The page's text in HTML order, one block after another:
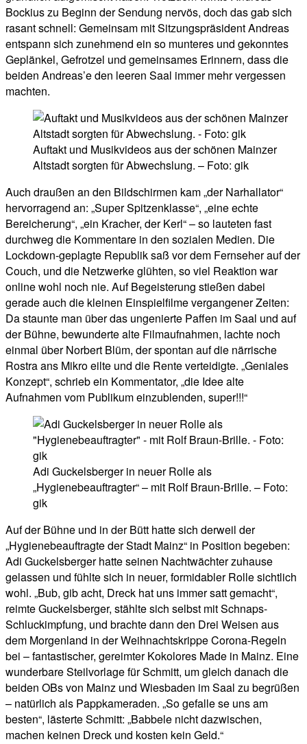
Bockius zu Beginn der Sendung nervös, doch das gab sich
rasant schnell: Gemeinsam mit Sitzungspräsident Andreas
entspann sich zunehmend ein so munteres und gekonntes
Geplänkel, Gefrotzel und gemeinsames Erinnern, dass die
beiden Andreas’e den leeren Saal immer mehr vergessen
machten.
Auftakt und Musikvideos aus der schönen Mainzer
Altstadt sorgten für Abwechslung. – Foto: gik
Auch draußen an den Bildschirmen kam „der Narhallator“
hervorragend an: „Super Spitzenklasse“, „eine echte
Bereicherung“, „ein Kracher, der Kerl“ – so lauteten fast
durchweg die Kommentare in den sozialen Medien. Die
Lockdown-geplagte Republik saß vor dem Fernseher auf der
Couch, und die Netzwerke glühten, so viel Reaktion war
online wohl noch nie. Auf Begeisterung stießen dabei
gerade auch die kleinen Einspielfilme vergangener Zeiten:
Da staunte man über das ungenierte Paffen im Saal und auf
der Bühne, bewunderte alte Filmaufnahmen, lachte noch
einmal über Norbert Blüm, der spontan auf die närrische
Rostra ans Mikro eilte und die Rente verteidigte. „Geniales
Konzept“, schrieb ein Kommentator, „die Idee alte
Aufnahmen vom Publikum einzublenden, super!!!“
Adi Guckelsberger in neuer Rolle als
„Hygienebeauftragter“ – mit Rolf Braun-Brille. – Foto:
gik
Auf der Bühne und in der Bütt hatte sich derweil der
„Hygienebeauftragte der Stadt Mainz“ in Position begeben:
Adi Guckelsberger hatte seinen Nachtwächter zuhause
gelassen und fühlte sich in neuer, formidabler Rolle sichtlich
wohl. „Bub, gib acht, Dreck hat uns immer satt gemacht“,
reimte Guckelsberger, stählte sich selbst mit Schnaps-
Schluckimpfung, und brachte dann den Drei Weisen aus
dem Morgenland in der Weihnachtskrippe Corona-Regeln
bei – fantastischer, gereimter Kokolores Made in Mainz. Eine
wunderbare Steilvorlage für Schmitt, um gleich danach die
beiden OBs von Mainz und Wiesbaden im Saal zu begrüßen
– natürlich als Pappkameraden. „So gefalle se uns am
besten“, lästerte Schmitt: „Babbele nicht dazwischen,
machen keinen Dreck und kosten kein Geld.“